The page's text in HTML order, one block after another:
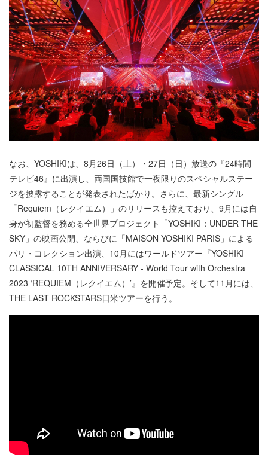
なお、YOSHIKIは、8月26日（土）・27日（日）放送の『24時間
テレビ46』に出演し、両国国技館で一夜限りのスペシャルステー
ジを披露することが発表されたばかり。さらに、最新シングル
「Requiem（レクイエム）」のリリースも控えており、9月には自
身が初監督を務める全世界プロジェクト「YOSHIKI：UNDER THE
SKY」の映画公開、ならびに「MAISON YOSHIKI PARIS」による
パリ・コレクション出演、10月にはワールドツアー『YOSHIKI
CLASSICAL 10TH ANNIVERSARY - World Tour with Orchestra
2023 ‘REQUIEM（レクイエム）’』を開催予定。そして11月には、
THE LAST ROCKSTARS日米ツアーを行う。